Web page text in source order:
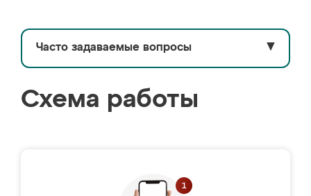
Часто задаваемые вопросы ▼
Схема работы